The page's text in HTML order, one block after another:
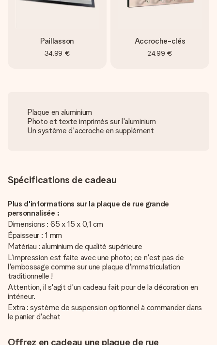
Paillasson
34,99 €
Accroche-clés
24,99 €
Plaque en aluminium
Photo et texte imprimés sur l'aluminium
Un système d'accroche en supplément
Spécifications de cadeau
Plus d'informations sur la plaque de rue grande
personnalisée :
Dimensions : 65 x 15 x 0,1 cm
Épaisseur : 1 mm
Matériau : aluminium de qualité supérieure
L'impression est faite avec une photo; ce n'est pas de
l'embossage comme sur une plaque d'immatriculation
traditionnelle !
Attention, il s'agit d'un cadeau fait pour de la décoration en
intérieur.
Extra : système de suspension optionnel à commander dans
le panier d'achat
Offrez en cadeau une plaque de rue